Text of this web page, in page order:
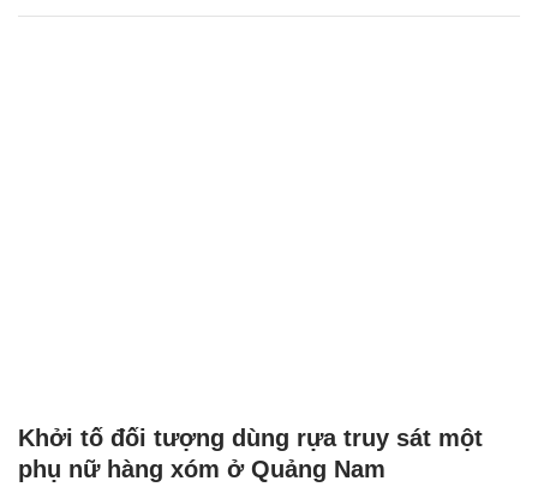
Khởi tố đối tượng dùng rựa truy sát một
phụ nữ hàng xóm ở Quảng Nam